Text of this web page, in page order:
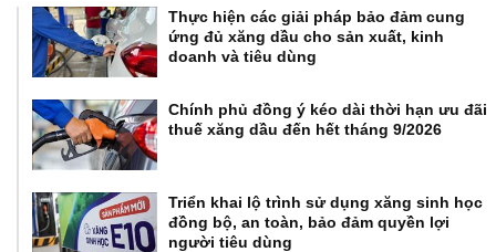
Thực hiện các giải pháp bảo đảm cung
ứng đủ xăng dầu cho sản xuất, kinh
doanh và tiêu dùng
Chính phủ đồng ý kéo dài thời hạn ưu đãi
thuế xăng dầu đến hết tháng 9/2026
Triển khai lộ trình sử dụng xăng sinh học
đồng bộ, an toàn, bảo đảm quyền lợi
người tiêu dùng